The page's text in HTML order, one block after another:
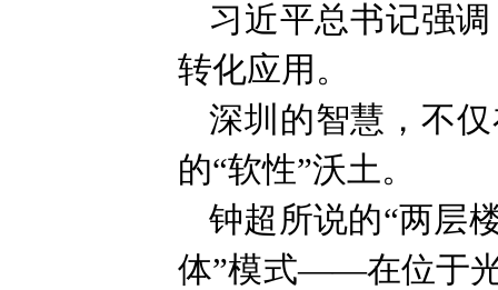
习近平总书记强
转化应用。
深圳的智慧，不
的“软性”沃土。
钟超所说的“两层
体”模式——在位于